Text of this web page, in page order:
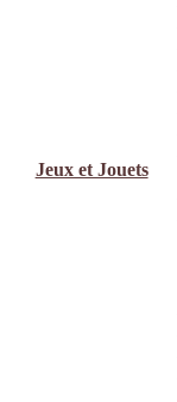
Jeux et Jouets